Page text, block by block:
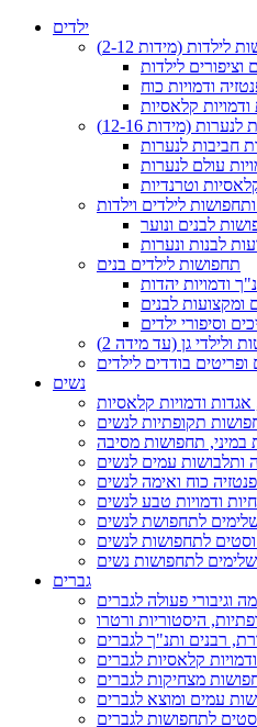
ילדים
לילדות (מידות 2-12)
וציפורים לילדות
ודמויות כוח
קלאסיות
(מידות 12-16)
חביבות לנערות
עולם לנערות
וטרנדיות
לילדים וילדות
לבנים ונוער
לבנות ונערות
תחפושות לילדים בנים
ודמויות יהדות
ומקצועות לבנים
וסיפורי ילדים
ולילדי גן (עד מידה 2)
ופריטים בודדים לילדים
נשים
אגדות ודמויות קלאסיות
תקופתיות לנשים
במיני, תחפושות מסיבה
ותלבושות עמים לנשים
כוח ואימה לנשים
ודמויות טבע לנשים
לתחפושת לנשים
לתחפושות לנשים
לתחפושות נשים
גברים
וגיבורי פעולה לגברים
היסטוריות ורטרו
רבנים ותנ"ך לגברים
קלאסיות לגברים
מצחיקות לגברים
עמים ומוצא לגברים
לתחפושות לגברים